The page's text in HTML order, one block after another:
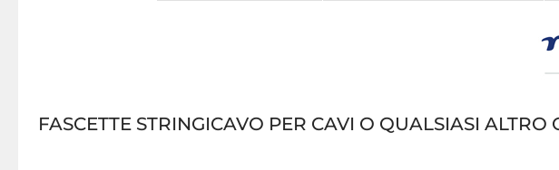
FASCETTE STRINGICAVO PER CAVI O QUALSIASI